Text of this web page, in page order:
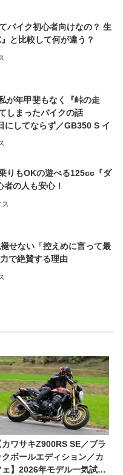
バイク初心者向けなの？ 生
と比較して何が違う？
が年甲斐もなく『峠の走
しまったバイクの話
にしてならず／GB350 S イ
編】
りもOKの遊べる125cc『ダ
者の人も安心！
ス
せない「控えめに言って最
で絶賛する理由
カワサキZ900RS SE／ブラ
クボールエディション／カ
ェ】2026年モデル一気試